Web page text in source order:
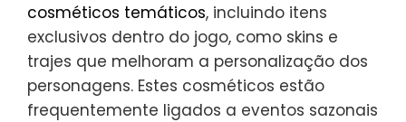
cosméticos temáticos, incluindo itens
exclusivos dentro do jogo, como skins e
trajes que melhoram a personalização dos
personagens. Estes cosméticos estão
frequentemente ligados a eventos sazonais